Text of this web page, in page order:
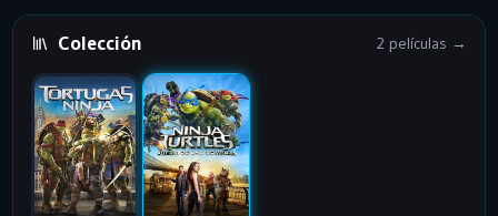
Colección 2 películas →